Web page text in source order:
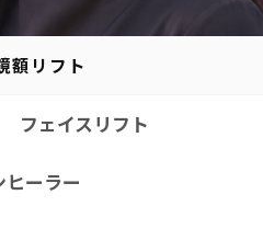
額リフト
フェイスリフト
ヒーラー